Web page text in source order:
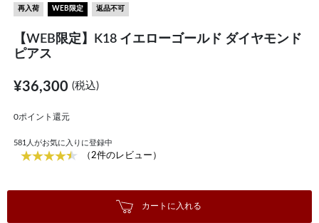
再入荷 WEB限定 返品不可
【WEB限定】K18 イエローゴールド ダイヤモンド
ピアス
¥36,300(税込)
0ポイント還元
581 人がお気に入りに登録中
（2件のレビュー）
カートに入れる